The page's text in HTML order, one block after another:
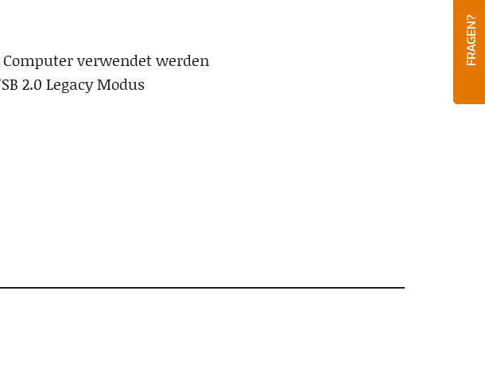
FRAGEN?
verwendet werden
2.0 Legacy Modus